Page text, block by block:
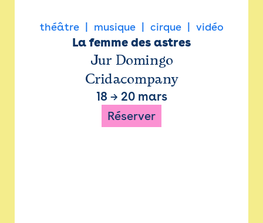
théâtre musique cirque vidéo
La femme des astres
Jur Domingo
Cridacompany
18 → 20 mars
Réserver